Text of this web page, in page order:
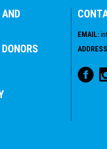
EMAIL:
ADDRESS